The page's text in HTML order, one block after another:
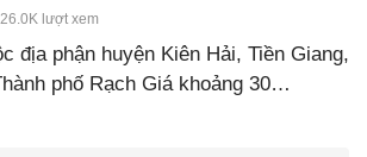
26.0K lượt xem
địa phận huyện Kiên Hải, Tiền Giang,
phố Rạch Giá khoảng 30…